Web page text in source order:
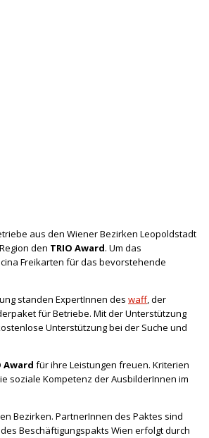
aus den Wiener Bezirken Leopoldstadt
den TRIO Award. Um das
Freikarten für das bevorstehende
standen ExpertInnen des waff, der
für Betriebe. Mit der Unterstützung
Unterstützung bei der Suche und
Award für ihre Leistungen freuen. Kriterien
soziale Kompetenz der AusbilderInnen im
Bezirken. PartnerInnen des Paktes sind
Beschäftigungspakts Wien erfolgt durch